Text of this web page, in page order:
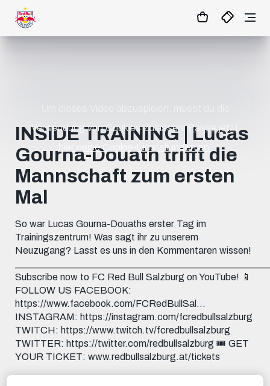
44:48 TICKETS
Verwendung von Cookies zulassen.
Passe jetzt
hier deine Cookie-Einstellungen an.
INSIDE TRAINING | Lucas
Gourna-Douath trifft die
Mannschaft zum ersten
Mal
So war Lucas Gourna-Douaths erster Tag im
Trainingszentrum! Was sagt ihr zu unserem
Neuzugang? Lasst es uns in den Kommentaren wissen!
Subscribe now to FC Red Bull Salzburg on YouTube! 📱
FOLLOW US FACEBOOK:
https://www.facebook.com/FCRedBullSal...
INSTAGRAM: https://instagram.com/fcredbullsalzburg
TWITCH: https://www.twitch.tv/fcredbullsalzburg
TWITTER: https://twitter.com/redbullsalzburg 🎟️ GET
YOUR TICKET: www.redbullsalzburg.at/tickets